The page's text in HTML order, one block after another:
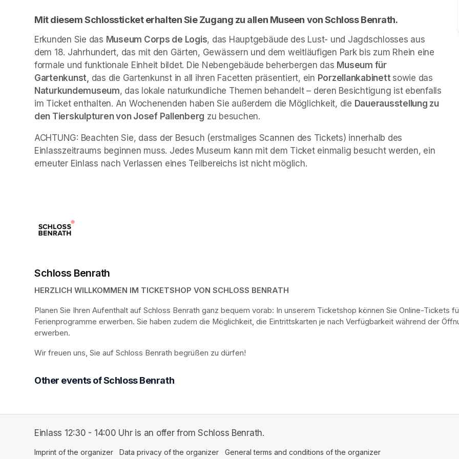
Mit diesem Schlossticket erhalten Sie Zugang zu allen Museen von Schloss Benrath.
Erkunden Sie das Museum Corps de Logis, das Hauptgebäude des Lust- und Jagdschlosses aus
dem 18. Jahrhundert, das mit den Gärten, Gewässern und dem weitläufigen Park bis zum Rhein eine
formale und funktionale Einheit bildet. Die Nebengebäude beherbergen das Museum für
Gartenkunst, das die Gartenkunst in all ihren Facetten präsentiert, ein Porzellankabinett
Naturkundemuseum, das lokale naturkundliche Themen behandelt – deren Besichtigung ist ebenfalls
im Ticket enthalten. An Wochenenden haben Sie außerdem die Möglichkeit, die Dauerausstellung zu
den Tierskulpturen von Josef Pallenberg zu besuchen.
ACHTUNG: Beachten Sie, dass der Besuch (erstmaliges Scannen des Tickets) innerhalb des
Einlasszeitraums beginnen muss. Jedes Museum kann mit dem Ticket einmalig besucht werden, ein
erneuter Einlass nach Verlassen eines Teilbereichs ist nicht möglich.
Schloss Benrath
HERZLICH WILLKOMMEN IM TICKETSHOP VON SCHLOSS BENRATH
Planen Sie Ihren Aufenthalt auf Schloss Benrath ganz bequem vorab: In unserem Ticketshop können Sie Online-Tickets
Ferienprogramme erwerben. Sie haben zudem die Möglichkeit, die Eintrittskarten je nach Verfügbarkeit während der
erwerben.
Wir freuen uns, Sie auf Schloss Benrath begrüßen zu dürfen!
Other events of Schloss Benrath
Einlass 12:30 - 14:00 Uhr is an offer from Schloss Benrath.
Imprint of the organizer (opens in a new tab)
Data privacy of the organizer (opens in a new tab)
General terms and conditions of the organizer